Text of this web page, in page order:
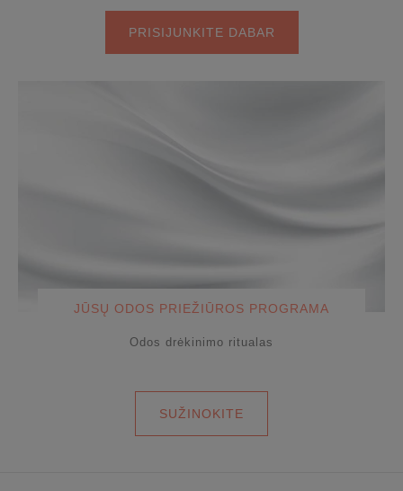
PRISIJUNKITE DABAR
JŪSŲ ODOS PRIEŽIŪROS PROGRAMA
Odos drėkinimo ritualas
SUŽINOKITE